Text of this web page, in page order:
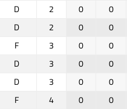
D 2 0 0
D 2 0 0
F 3 0 0
D 3 0 0
D 3 0 0
F 4 0 0